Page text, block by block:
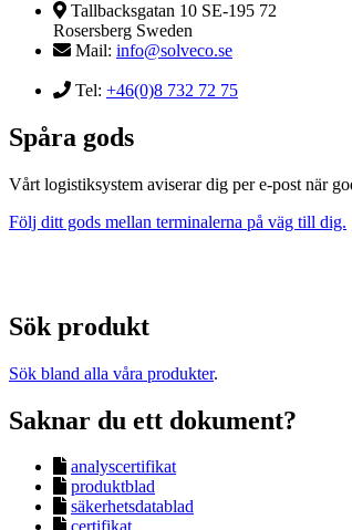
Tallbacksgatan 10 SE-195 72
Rosersberg Sweden
Mail: info@solveco.se
Tel: +46(0)8 732 72 75
Spåra gods
Vårt logistiksystem aviserar dig per e-post när
Följ ditt gods mellan terminalerna på väg till dig.
Sök produkt
Sök bland alla våra produkter.
Saknar du ett dokument?
analyscertifikat
produktblad
säkerhetsdatablad